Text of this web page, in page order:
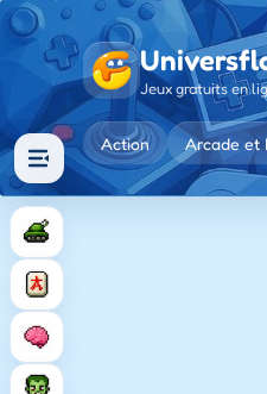
Jeux gratuits en
Action Arcade et